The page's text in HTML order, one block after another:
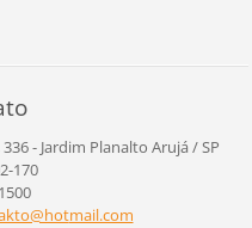
336 - Jardim Planalto Arujá / SP
170
mail.com